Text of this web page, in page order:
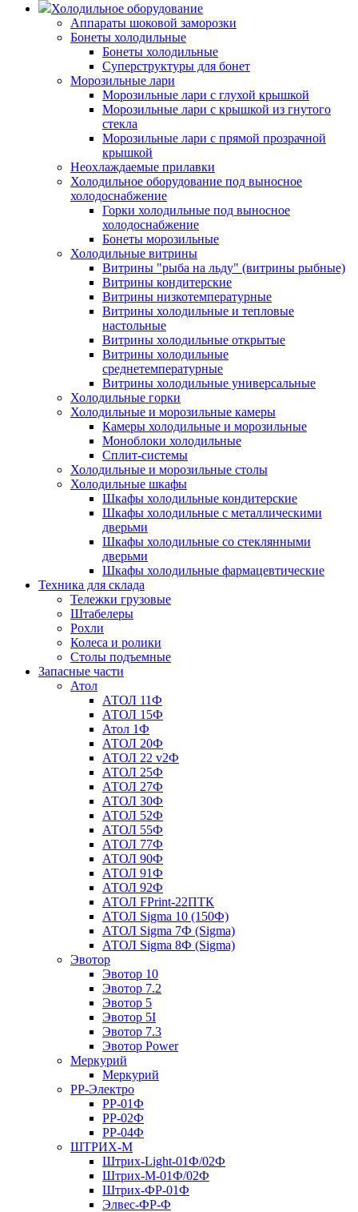
Холодильное оборудование
Аппараты шоковой заморозки
Бонеты холодильные
Бонеты холодильные
Суперструктуры для бонет
Морозильные лари
Морозильные лари с глухой крышкой
Морозильные лари с крышкой из гнутого
стекла
Морозильные лари с прямой прозрачной
крышкой
Неохлаждаемые прилавки
Холодильное оборудование под выносное
холодоснабжение
Горки холодильные под выносное
холодоснабжение
Бонеты морозильные
Холодильные витрины
Витрины "рыба на льду" (витрины рыбные)
Витрины кондитерские
Витрины низкотемпературные
Витрины холодильные и тепловые
настольные
Витрины холодильные открытые
Витрины холодильные
среднетемпературные
Витрины холодильные универсальные
Холодильные горки
Холодильные и морозильные камеры
Камеры холодильные и морозильные
Моноблоки холодильные
Сплит-системы
Холодильные и морозильные столы
Холодильные шкафы
Шкафы холодильные кондитерские
Шкафы холодильные с металлическими
дверьми
Шкафы холодильные со стеклянными
дверьми
Шкафы холодильные фармацевтические
Техника для склада
Тележки грузовые
Штабелеры
Рохли
Колеса и ролики
Столы подъемные
Запасные части
Атол
АТОЛ 11Ф
АТОЛ 15Ф
Атол 1Ф
АТОЛ 20Ф
АТОЛ 22 v2Ф
АТОЛ 25Ф
АТОЛ 27Ф
АТОЛ 30Ф
АТОЛ 52Ф
АТОЛ 55Ф
АТОЛ 77Ф
АТОЛ 90Ф
АТОЛ 91Ф
АТОЛ 92Ф
АТОЛ FPrint-22ПТК
АТОЛ Sigma 10 (150Ф)
АТОЛ Sigma 7Ф (Sigma)
АТОЛ Sigma 8Ф (Sigma)
Эвотор
Эвотор 10
Эвотор 7.2
Эвотор 5
Эвотор 5I
Эвотор 7.3
Эвотор Power
Меркурий
Меркурий
РР-Электро
РР-01Ф
РР-02Ф
РР-04Ф
ШТРИХ-М
Штрих-Light-01Ф/02Ф
Штрих-М-01Ф/02Ф
Штрих-ФР-01Ф
Элвес-ФР-Ф